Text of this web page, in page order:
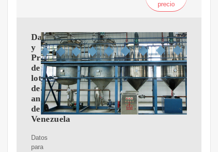
precio
Datos
y
Pronósticos
de
lotería
de
animalitos
de
Venezuela
Datos
para